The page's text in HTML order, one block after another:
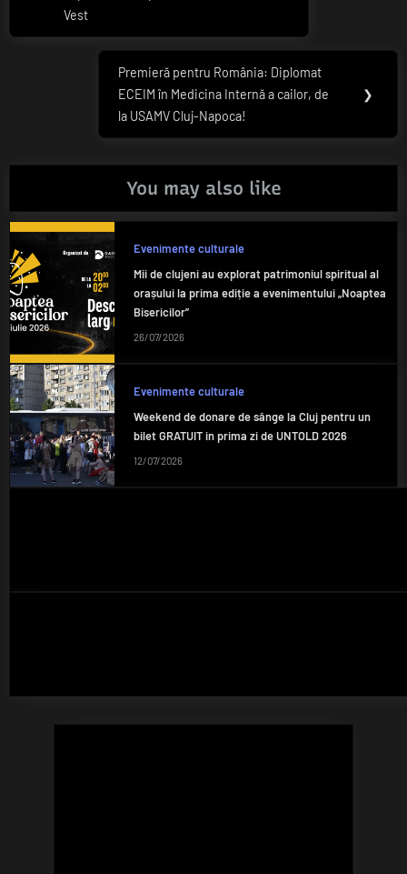
articole
Vest
Next
Post:
Premieră pentru România: Diplomat
ECEIM în Medicina Internă a cailor, de
la USAMV Cluj-Napoca!
❯
You may also like
Evenimente culturale
Mii de clujeni au explorat patrimoniul spiritual al
orașului la prima ediție a evenimentului „Noaptea
Bisericilor”
26/07/2026
Evenimente culturale
Weekend de donare de sânge la Cluj pentru un
bilet GRATUIT in prima zi de UNTOLD 2026
12/07/2026